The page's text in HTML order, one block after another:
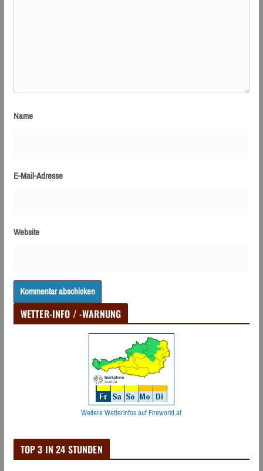
Name
E-Mail-Adresse
Website
WETTER-INFO / -WARNUNG
Weitere Wetterinfos auf Fireworld.at
TOP 3 IN 24 STUNDEN